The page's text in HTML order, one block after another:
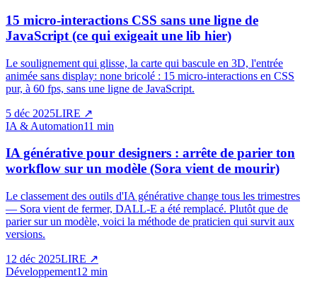
15 micro-interactions CSS sans une ligne de
JavaScript (ce qui exigeait une lib hier)
Le soulignement qui glisse, la carte qui bascule en 3D, l'entrée
animée sans display: none bricolé : 15 micro-interactions en CSS
pur, à 60 fps, sans une ligne de JavaScript.
5 déc 2025LIRE ↗
IA & Automation11 min
IA générative pour designers : arrête de parier ton
workflow sur un modèle (Sora vient de mourir)
Le classement des outils d'IA générative change tous les trimestres
— Sora vient de fermer, DALL-E a été remplacé. Plutôt que de
parier sur un modèle, voici la méthode de praticien qui survit aux
versions.
12 déc 2025LIRE ↗
Développement12 min